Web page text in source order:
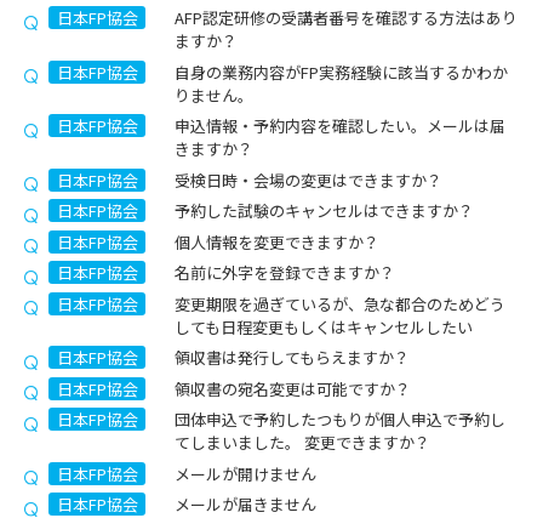
日本FP協会
AFP認定研修の受講者番号を確認する方法はあり
ますか？
日本FP協会
自身の業務内容がFP実務経験に該当するかわか
りません。
日本FP協会
申込情報・予約内容を確認したい。メールは届
きますか？
日本FP協会
受検日時・会場の変更はできますか？
日本FP協会
予約した試験のキャンセルはできますか？
日本FP協会
個人情報を変更できますか？
日本FP協会
名前に外字を登録できますか？
日本FP協会
変更期限を過ぎているが、急な都合のためどう
しても日程変更もしくはキャンセルしたい
日本FP協会
領収書は発行してもらえますか？
日本FP協会
領収書の宛名変更は可能ですか？
日本FP協会
団体申込で予約したつもりが個人申込で予約し
てしまいました。 変更できますか？
日本FP協会
メールが開けません
日本FP協会
メールが届きません